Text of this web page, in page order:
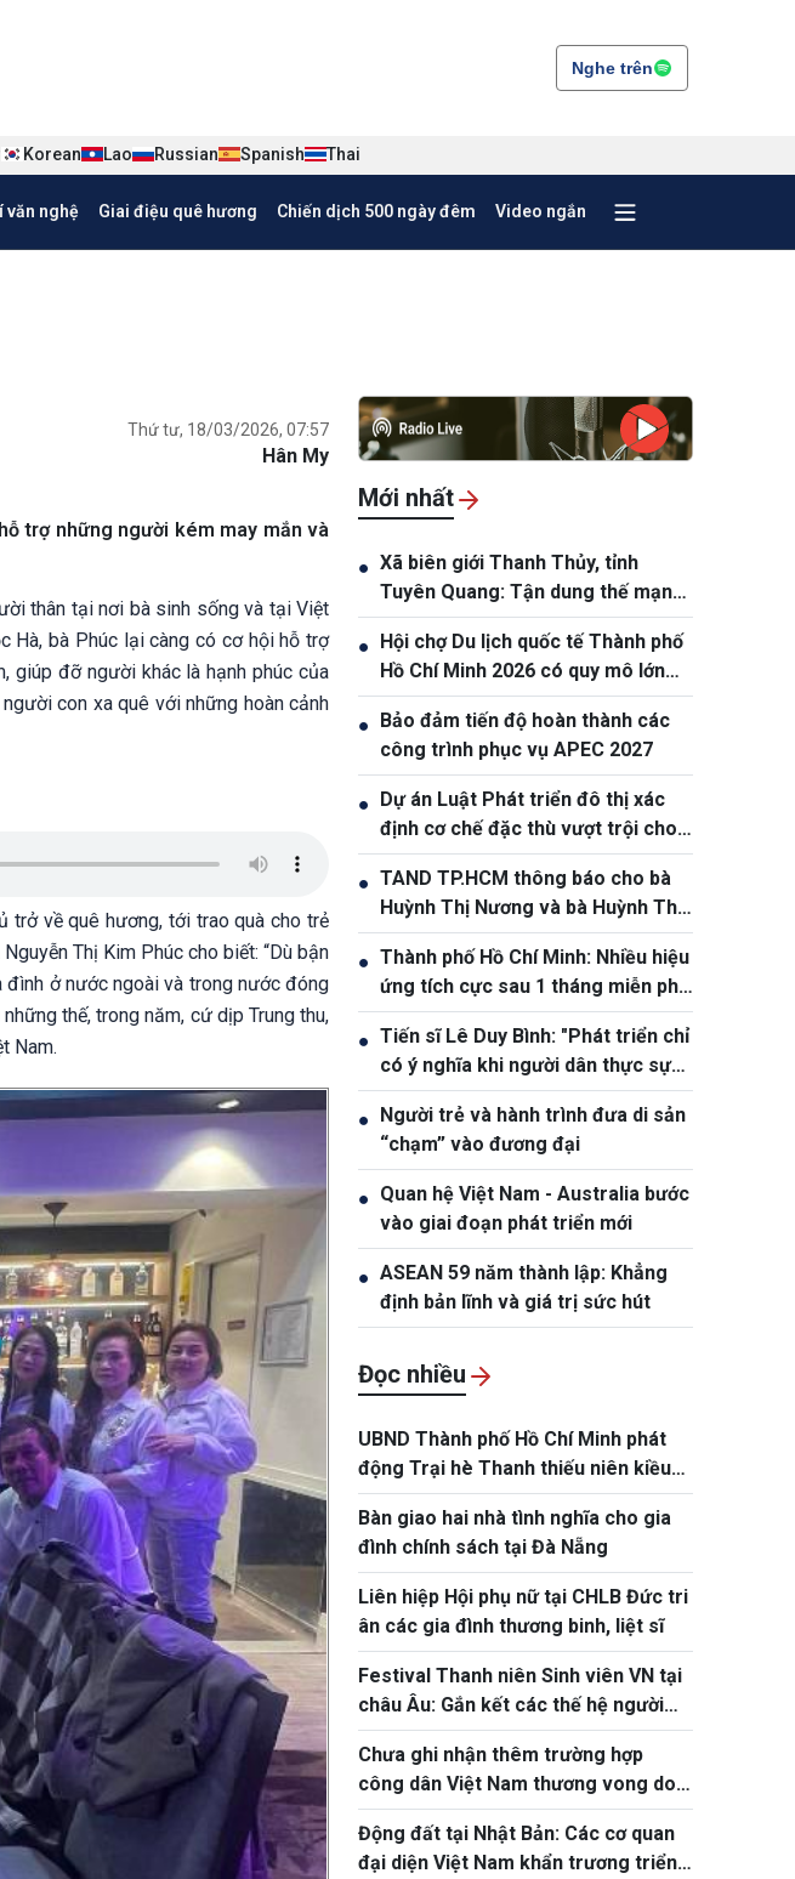
Nghe trên
Korean Lao Russian Spanish Thai
văn nghệ Giai điệu quê hương Chiến dịch 500 ngày đêm Video ngắn
Thứ tư, 18/03/2026, 07:57
Hân My
trợ những người kém may mắn và
thân tại nơi bà sinh sống và tại Việt
Hà, bà Phúc lại càng có cơ hội hỗ trợ
giúp đỡ người khác là hạnh phúc của
con xa quê với những hoàn cảnh
trở về quê hương, tới trao quà cho trẻ
Thị Kim Phúc cho biết: “Dù bận
đình ở nước ngoài và trong nước đóng
thế, trong năm, cứ dịp Trung thu,
Nam.
Mới nhất
● Xã biên giới Thanh Thủy, tỉnh
Tuyên Quang: Tận dung thế mạnh
tự nhiên để nâng cao đời sống
nhân dân
● Hội chợ Du lịch quốc tế Thành phố
Hồ Chí Minh 2026 có quy mô lớn
nhất từ trước đến nay
● Bảo đảm tiến độ hoàn thành các
công trình phục vụ APEC 2027
● Dự án Luật Phát triển đô thị xác
định cơ chế đặc thù vượt trội cho
Thành phố Hồ Chí Minh
● TAND TP.HCM thông báo cho bà
Huỳnh Thị Nương và bà Huỳnh Thị
Lý
● Thành phố Hồ Chí Minh: Nhiều hiệu
ứng tích cực sau 1 tháng miễn phí
xe buýt
● Tiến sĩ Lê Duy Bình: "Phát triển chỉ
có ý nghĩa khi người dân thực sự
được thụ hưởng"
● Người trẻ và hành trình đưa di sản
“chạm” vào đương đại
● Quan hệ Việt Nam - Australia bước
vào giai đoạn phát triển mới
● ASEAN 59 năm thành lập: Khẳng
định bản lĩnh và giá trị sức hút
Đọc nhiều
UBND Thành phố Hồ Chí Minh phát
động Trại hè Thanh thiếu niên kiều
bào và tuổi trẻ Thành phố năm 2026
Bàn giao hai nhà tình nghĩa cho gia
đình chính sách tại Đà Nẵng
Liên hiệp Hội phụ nữ tại CHLB Đức tri
ân các gia đình thương binh, liệt sĩ
Festival Thanh niên Sinh viên VN tại
châu Âu: Gắn kết các thế hệ người
Việt
Chưa ghi nhận thêm trường hợp
công dân Việt Nam thương vong do
động đất tại Nhật Bản
Động đất tại Nhật Bản: Các cơ quan
đại diện Việt Nam khẩn trương triển